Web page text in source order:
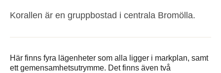
Korallen är en gruppbostad i centrala Bromölla.
Här finns fyra lägenheter som alla ligger i markplan, samt
ett gemensamhetsutrymme. Det finns även två